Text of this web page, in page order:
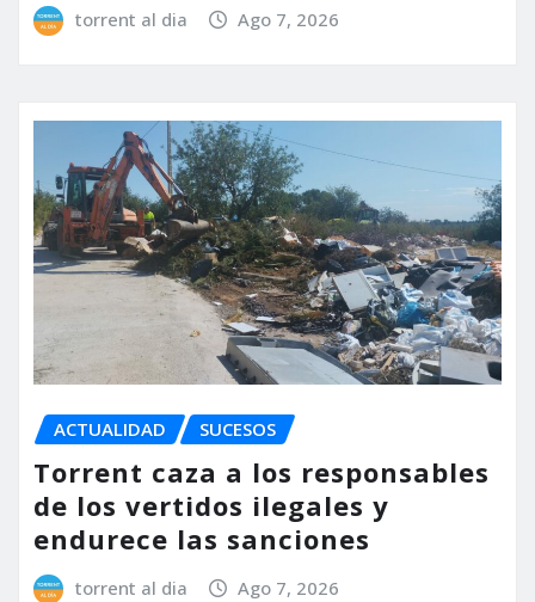
torrent al dia Ago 7, 2026
ACTUALIDAD SUCESOS
Torrent caza a los responsables
de los vertidos ilegales y
endurece las sanciones
torrent al dia Ago 7, 2026